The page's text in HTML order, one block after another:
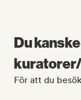
Du
För att du